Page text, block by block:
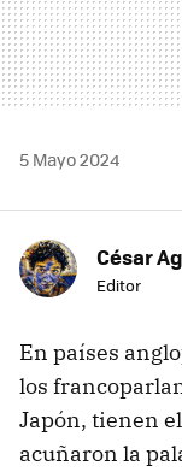
5 Mayo 2024
César
Editor
En países
los
Japón, tienen
acuñaron la